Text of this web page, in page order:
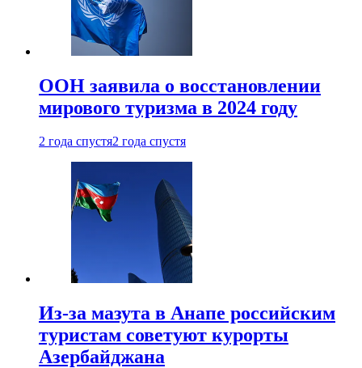
ООН заявила о восстановлении
мирового туризма в 2024 году
2 года спустя2 года спустя
Из-за мазута в Анапе российским
туристам советуют курорты
Азербайджана